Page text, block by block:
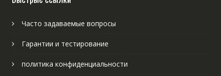
Часто задаваемые вопросы
Гарантии и тестирование
политика конфиденциальности